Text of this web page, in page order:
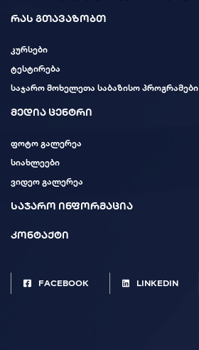
რას გთავაზობთ
კურსები
ტესტირება
საჯარო მოხელეთა საბაზისო პროგრამები
მედია ცენტრი
ფოტო გალერეა
სიახლეები
ვიდეო გალერეა
საჯარო ინფორმაცია
კონტაქტი
FACEBOOK LINKEDIN